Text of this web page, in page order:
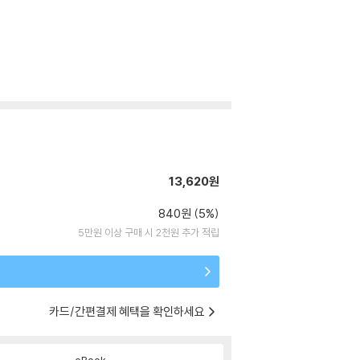
13,620원
840원 (5%)
5만원 이상 구매 시 2천원 추가 적립
카드/간편결제 혜택을 확인하세요